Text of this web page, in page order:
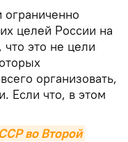
ограниченно
целей России на
это не цели
организовать,
Если что, в этом
во Второй